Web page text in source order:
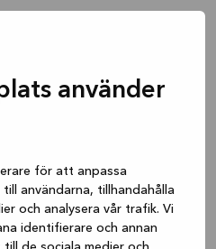
använder
för att anpassa
användarna, tillhandahålla
och analysera vår trafik. Vi
identifierare och annan